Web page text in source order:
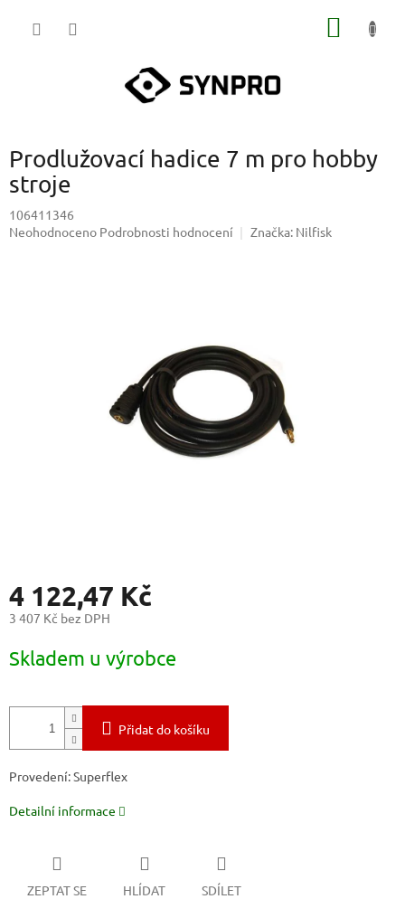
Prodlužovací hadice 7 m pro hobby
stroje
106411346
Průměrné
Neohodnoceno Podrobnosti hodnocení Značka: Nilfisk
4 122,47 Kč
3 407 Kč bez DPH
cena:
Skladem u výrobce
Přidat do košíku
Provedení: Superflex
Detailní informace
ZEPTAT SE HLÍDAT SDÍLET